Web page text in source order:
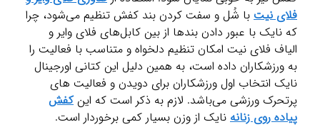
فلای نیت با شُل و سفت کردن بند کفش تنظیم می‌شود، چرا
که نایک با عبور دادن بندها از بین کابل‌های فلای وایر و
الیاف فلای نیت امکان تنظیم دلخواه و متناسب با فعالیت را
به ورزشکاران داده است، به همین دلیل این کتانی اورجینال
نایک انتخاب اول ورزشکاران برای دویدن و فعالیت های
پرتحرک ورزشی می‌باشد. لازم به ذکر است که اینکفش
پیاده روی زنانه نایک از وزن بسیار کمی برخوردار است.